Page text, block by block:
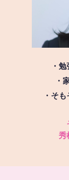
・
・
・そ
秀